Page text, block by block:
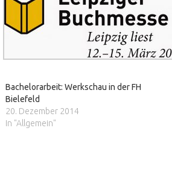
Bachelorarbeit: Werkschau in der FH
Bielefeld
20. Dezember 2014
In "Allgemein"